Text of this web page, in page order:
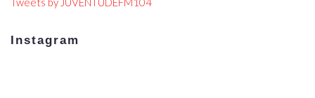
Instagram